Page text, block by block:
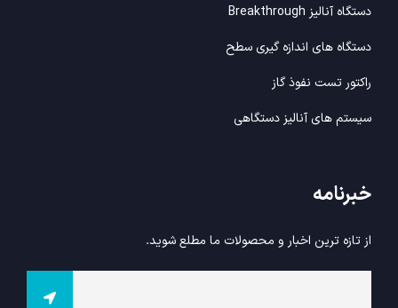
دستگاه آنالیز Breakthrough
دستگاه های اندازه گیری سطح
راکتور تست نفوذ گاز
سیستم های آنالیز دستگاهی
خبرنامه
از تازه ترین اخبار و محصولات ما مطلع شوید.